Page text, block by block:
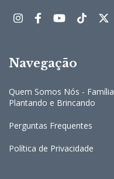
Navegação
Quem Somos Nós - Família
Plantando e Brincando
Perguntas Frequentes
Política de Privacidade